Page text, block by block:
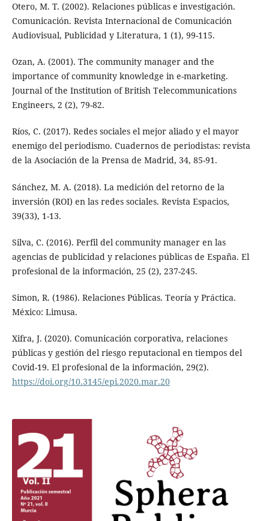
Otero, M. T. (2002). Relaciones públicas e investigación.
Comunicación. Revista Internacional de Comunicación
Audiovisual, Publicidad y Literatura, 1 (1), 99-115.
Ozan, A. (2001). The community manager and the
importance of community knowledge in e-marketing.
Journal of the Institution of British Telecommunications
Engineers, 2 (2), 79-82.
Ríos, C. (2017). Redes sociales el mejor aliado y el mayor
enemigo del periodismo. Cuadernos de periodistas: revista
de la Asociación de la Prensa de Madrid, 34, 85-91.
Sánchez, M. A. (2018). La medición del retorno de la
inversión (ROI) en las redes sociales. Revista Espacios,
39(33), 1-13.
Silva, C. (2016). Perfil del community manager en las
agencias de publicidad y relaciones públicas de España. El
profesional de la información, 25 (2), 237-245.
Simon, R. (1986). Relaciones Públicas. Teoría y Práctica.
México: Limusa.
Xifra, J. (2020). Comunicación corporativa, relaciones
públicas y gestión del riesgo reputacional en tiempos del
Covid-19. El profesional de la información, 29(2).
https://doi.org/10.3145/epi.2020.mar.20